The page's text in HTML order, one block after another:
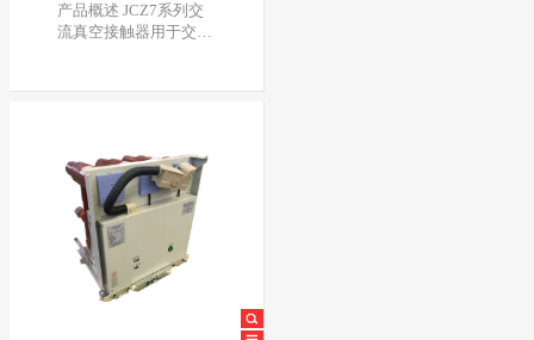
产品概述 JCZ7系列交
流真空接触器用于交流
…